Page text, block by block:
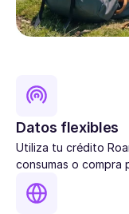
Datos flexibles
Utiliza tu crédito
consumas o compra